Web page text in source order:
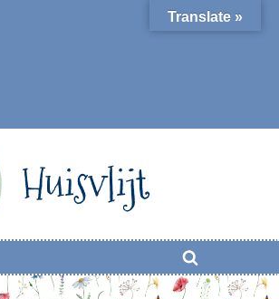
Huisvlijt
Translate »